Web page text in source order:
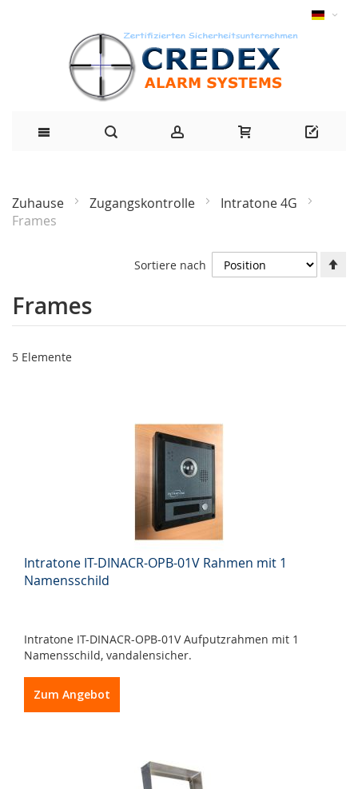
Zuhause Zugangskontrolle
Intratone 4G
Frames
Frames
5 Elemente
Sortiere nach
Intratone IT-DINACR-OPB-01V Rahmen mit 1
Namensschild
Intratone IT-DINACR-OPB-01V Aufputzrahmen mit 1
Namensschild, vandalensicher.
Zum Angebot